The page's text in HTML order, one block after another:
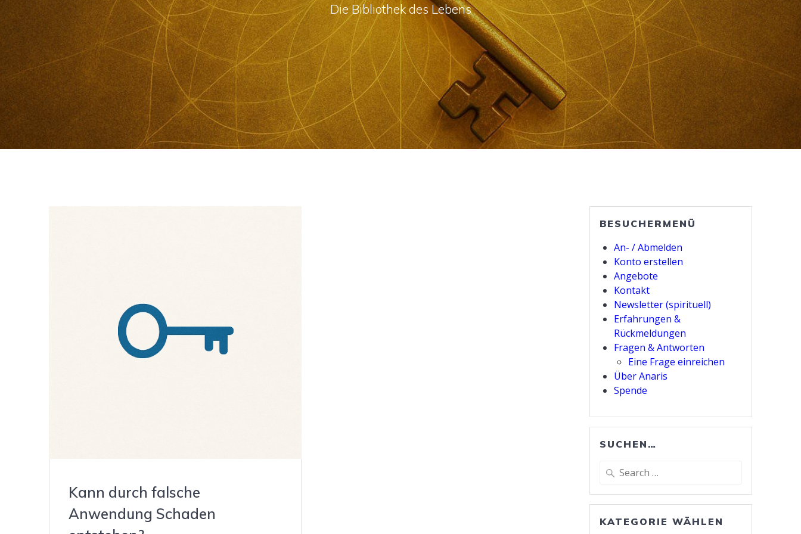
Die Bibliothek des Lebens
Kann durch falsche
Anwendung Schaden
BESUCHERMENÜ
An- / Abmelden
Konto erstellen
Angebote
Kontakt
Newsletter (spirituell)
Erfahrungen &
Rückmeldungen
Fragen & Antworten
Eine Frage einreichen
Über Anaris
Spende
SUCHEN…
Search
KATEGORIE WÄHLEN